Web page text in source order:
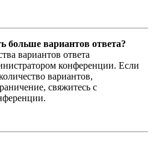
больше вариантов ответа?
вариантов ответа
конференции. Если
вариантов,
свяжитесь с